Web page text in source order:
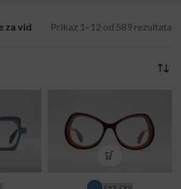
za vid Prikaz 1–12 od 589 rezultata